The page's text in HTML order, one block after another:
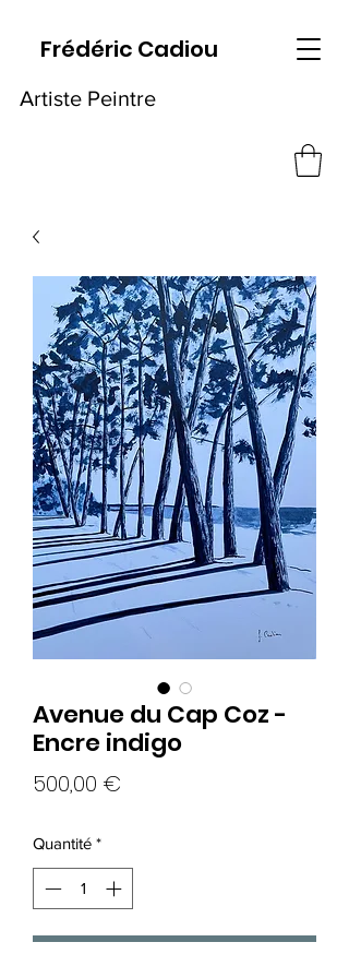
Frédéric Cadiou
Artiste Peintre
Avenue du Cap Coz -
Encre indigo
500,00 €
Quantité *